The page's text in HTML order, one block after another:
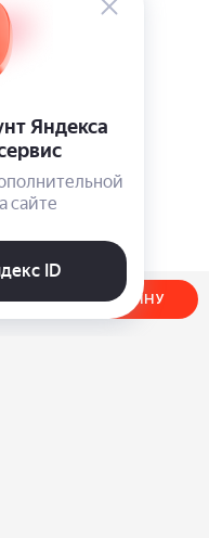
ДОБАВИТЬ В КОРЗИНУ